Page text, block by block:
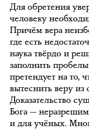
Для обретения
человеку
Причём вера
где есть
наука твёрдо и
заполнить
претендует на то,
вытеснить веру
Доказательство
Бога —
и для учёных.